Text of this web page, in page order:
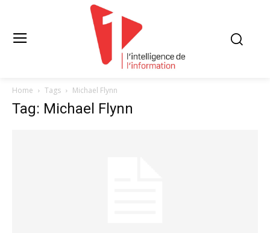
Home Tags Michael Flynn
Tag: Michael Flynn